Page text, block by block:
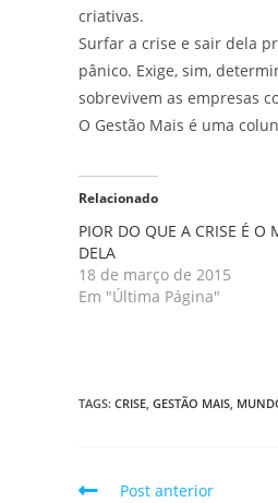
criativas.
Surfar a crise e sair dela
pânico. Exige, sim,
sobrevivem as empresas
O Gestão Mais é uma
Relacionado
PIOR DO QUE A CRISE É O
DELA
18 de março de 2015
Em "Última Página"
TAGS: CRISE, GESTÃO MAIS,
Post anterior